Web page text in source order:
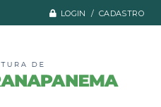
LOGIN / CADASTRO